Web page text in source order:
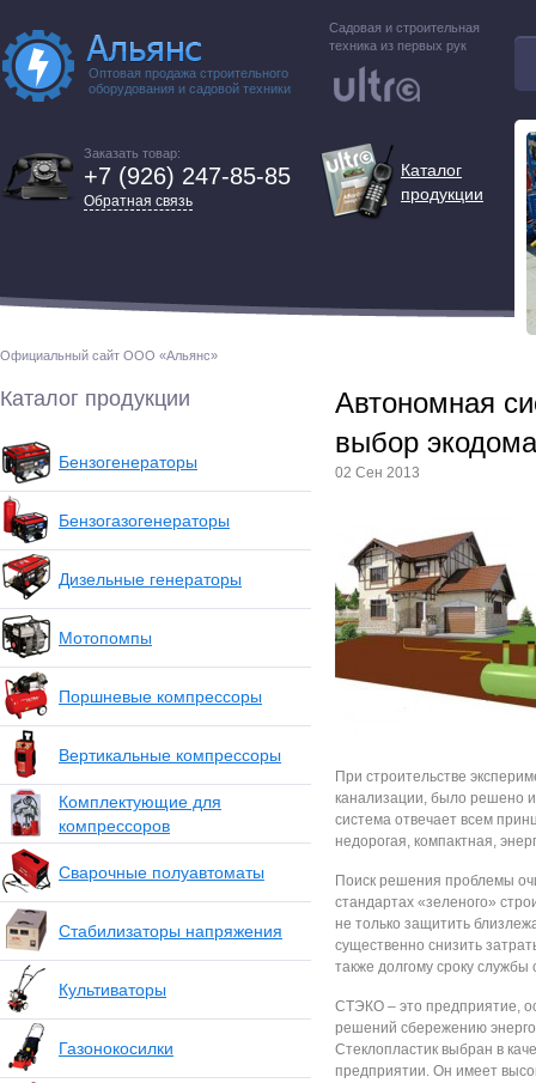
Оптовая продажа строительного
оборудования и садовой техники
Садовая и строительная
техника из первых рук
Заказать товар:
+7 (926) 247-85-85
Обратная связь
Каталог
продукции
Официальный сайт ООО «Альянс»
Каталог продукции
Бензогенераторы
Бензогазогенераторы
Дизельные генераторы
Мотопомпы
Поршневые компрессоры
Вертикальные компрессоры
Комплектующие для
компрессоров
Сварочные полуавтоматы
Стабилизаторы напряжения
Культиваторы
Газонокосилки
Автономная
выбор
02 Сен 2013
При строительстве
канализации, было решено
система отвечает всем
недорогая, компактная,
Поиск решения проблемы
стандартах «зеленого»
не только защитить
существенно снизить
также долгому сроку службы
СТЭКО – это предприятие,
решений сбережению
Стеклопластик выбран в
предприятии. Он имеет